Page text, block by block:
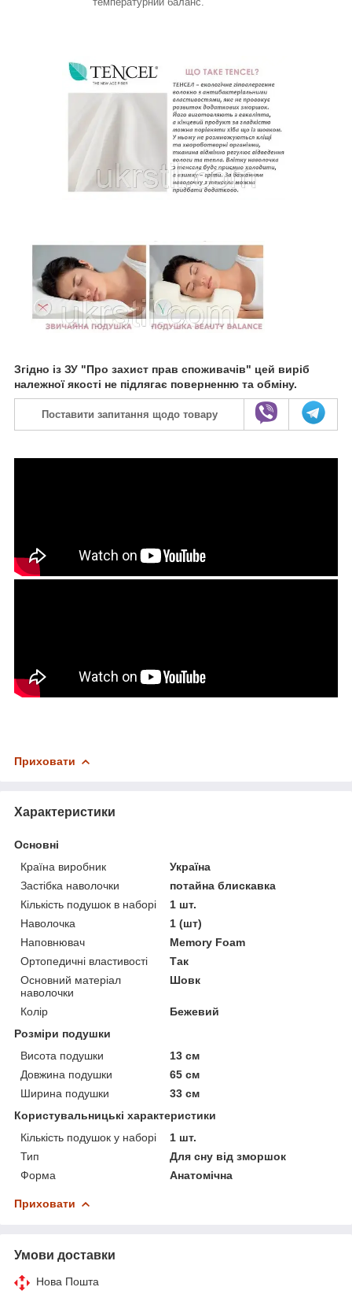
Згідно із ЗУ "Про захист прав споживачів" цей виріб
належної якості не підлягає поверненню та обміну.
Поставити запитання щодо товару
Приховати
Характеристики
Основні
Країна виробник
Україна
Застібка наволочки
потайна блискавка
Кількість подушок в наборі
1 шт.
Наволочка
1 (шт)
Наповнювач
Memory Foam
Ортопедичні властивості
Так
Основний матеріал
наволочки
Шовк
Колір
Бежевий
Розміри подушки
Висота подушки
13 см
Довжина подушки
65 см
Ширина подушки
33 см
Користувальницькі характеристики
Кількість подушок у наборі
1 шт.
Тип
Для сну від зморшок
Форма
Анатомічна
Приховати
Умови доставки
Нова Пошта